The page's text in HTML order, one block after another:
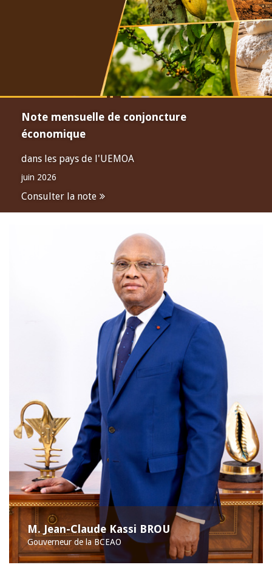
Note mensuelle de conjoncture
économique
dans les pays de l'UEMOA
juin 2026
Consulter la note
M. Jean-Claude Kassi BROU
Gouverneur de la BCEAO